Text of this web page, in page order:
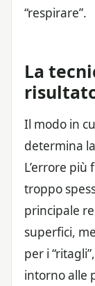
“respirare”.
La
Il modo in
determina
L’errore più
troppo
principale
superfici,
per i
intorno alle